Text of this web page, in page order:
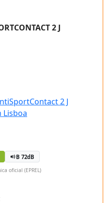
2 J
B 72dB
oficial (EPREL)